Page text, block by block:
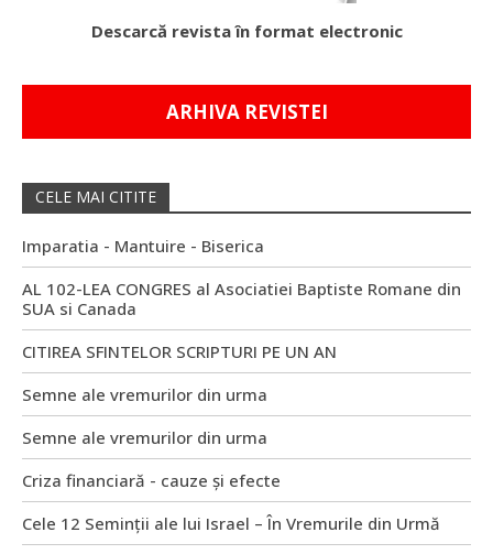
Descarcă revista în format electronic
ARHIVA REVISTEI
CELE MAI CITITE
Imparatia - Mantuire - Biserica
AL 102-LEA CONGRES al Asociatiei Baptiste Romane din
SUA si Canada
CITIREA SFINTELOR SCRIPTURI PE UN AN
Semne ale vremurilor din urma
Semne ale vremurilor din urma
Criza financiară - cauze și efecte
Cele 12 Seminții ale lui Israel – În Vremurile din Urmă